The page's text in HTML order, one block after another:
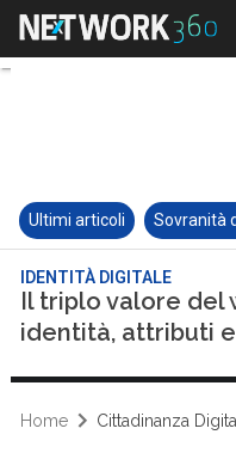
Ultimi articoli Sovranità
IDENTITÀ DIGITALE
Il triplo valore del
identità, attributi
Home Cittadinanza